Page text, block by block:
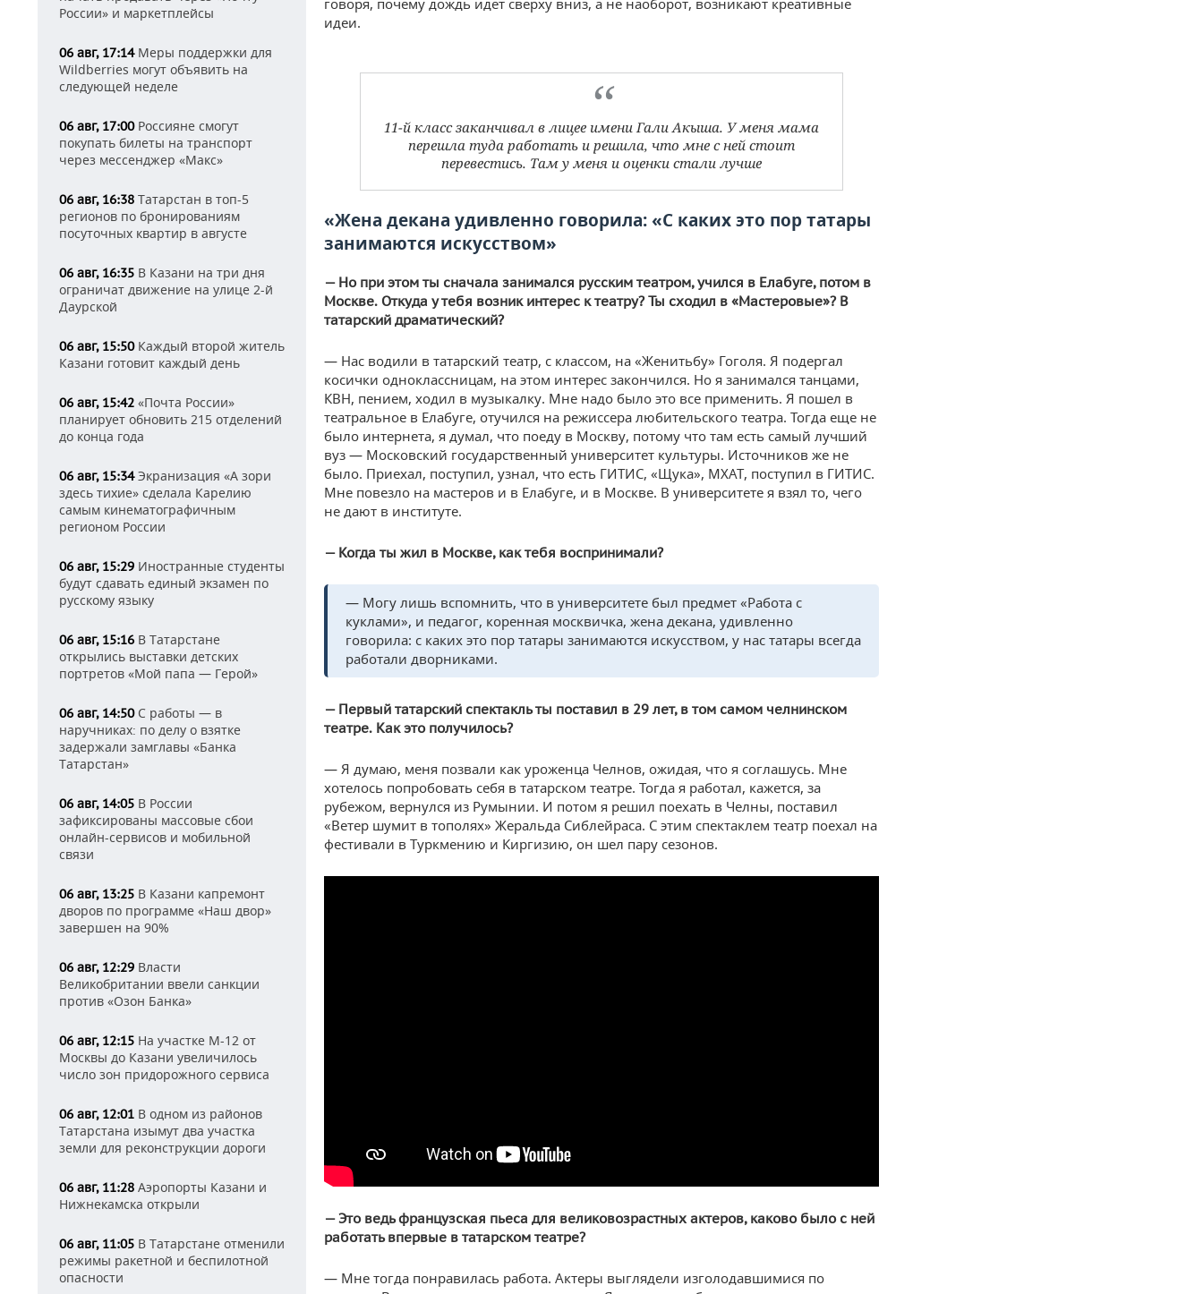
России» и маркетплейсы
06 авг, 17:14Меры поддержки для
Wildberries могут объявить на
следующей неделе
06 авг, 17:00Россияне смогут
покупать билеты на транспорт
через мессенджер «Макс»
06 авг, 16:38 Татарстан в топ-5
регионов по бронированиям
посуточных квартир в августе
06 авг, 16:35 В Казани на три дня
ограничат движение на улице 2-й
Даурской
06 авг, 15:50Каждый второй житель
Казани готовит каждый день
06 авг, 15:42 «Почта России»
планирует обновить 215 отделений
до конца года
06 авг, 15:34Экранизация «А зори
здесь тихие» сделала Карелию
самым кинематографичным
регионом России
06 авг, 15:29 Иностранные студенты
будут сдавать единый экзамен по
русскому языку
06 авг, 15:16 В Татарстане
открылись выставки детских
портретов «Мой папа — Герой»
06 авг, 14:50С работы — в
наручниках: по делу о взятке
задержали замглавы «Банка
Татарстан»
06 авг, 14:05 В России
зафиксированы массовые сбои
онлайн-сервисов и мобильной
связи
06 авг, 13:25 В Казани капремонт
дворов по программе «Наш двор»
завершен на 90%
06 авг, 12:29 Власти
Великобритании ввели санкции
против «Озон Банка»
06 авг, 12:15 На участке М-12 от
Москвы до Казани увеличилось
число зон придорожного сервиса
06 авг, 12:01 В одном из районов
Татарстана изымут два участка
земли для реконструкции дороги
06 авг, 11:28 Аэропорты Казани и
Нижнекамска открыли
06 авг, 11:05 В Татарстане отменили
режимы ракетной и беспилотной
опасности
говоря, почему дождь идет сверху вниз, а не наоборот, возникают креативные
идеи.
11-й класс заканчивал в лицее имени Гали Акыша. У меня мама
перешла туда работать и решила, что мне с ней стоит
перевестись. Там у меня и оценки стали лучше
«Жена декана удивленно говорила: «С каких это пор татары
занимаются искусством»
— Но при этом ты сначала занимался русским театром, учился в Елабуге, потом в
Москве. Откуда у тебя возник интерес к театру? Ты сходил в «Мастеровые»? В
татарский драматический?
— Нас водили в татарский театр, с классом, на «Женитьбу» Гоголя. Я подергал
косички одноклассницам, на этом интерес закончился. Но я занимался танцами,
КВН, пением, ходил в музыкалку. Мне надо было это все применить. Я пошел в
театральное в Елабуге, отучился на режиссера любительского театра. Тогда еще не
было интернета, я думал, что поеду в Москву, потому что там есть самый лучший
вуз — Московский государственный университет культуры. Источников же не
было. Приехал, поступил, узнал, что есть ГИТИС, «Щука», МХАТ, поступил в ГИТИС.
Мне повезло на мастеров и в Елабуге, и в Москве. В университете я взял то, чего
не дают в институте.
— Когда ты жил в Москве, как тебя воспринимали?
— Могу лишь вспомнить, что в университете был предмет «Работа с
куклами», и педагог, коренная москвичка, жена декана, удивленно
говорила: с каких это пор татары занимаются искусством, у нас татары всегда
работали дворниками.
— Первый татарский спектакль ты поставил в 29 лет, в том самом челнинском
театре. Как это получилось?
— Я думаю, меня позвали как уроженца Челнов, ожидая, что я соглашусь. Мне
хотелось попробовать себя в татарском театре. Тогда я работал, кажется, за
рубежом, вернулся из Румынии. И потом я решил поехать в Челны, поставил
«Ветер шумит в тополях» Жеральда Сиблейраса. С этим спектаклем театр поехал на
фестивали в Туркмению и Киргизию, он шел пару сезонов.
— Это ведь французская пьеса для великовозрастных актеров, каково было с ней
работать впервые в татарском театре?
— Мне тогда понравилась работа. Актеры выглядели изголодавшимися по